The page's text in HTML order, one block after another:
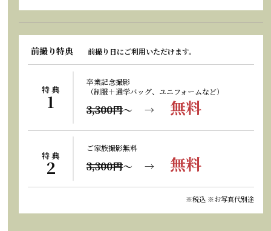
前撮り特典 前撮り日にご利用いただけます。
特 典
1
卒業記念撮影
（制服＋通学バッグ、ユニフォームなど）
3,300円〜 → 無料
特 典
2
ご家族撮影無料
3,300円〜 → 無料
※税込 ※お写真代別途